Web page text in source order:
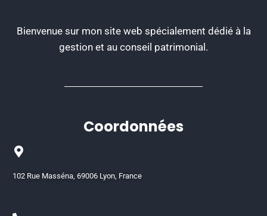
Bienvenue sur mon site web spécialement dédié à la
gestion et au conseil patrimonial.
Coordonnées
102 Rue Masséna, 69006 Lyon, France